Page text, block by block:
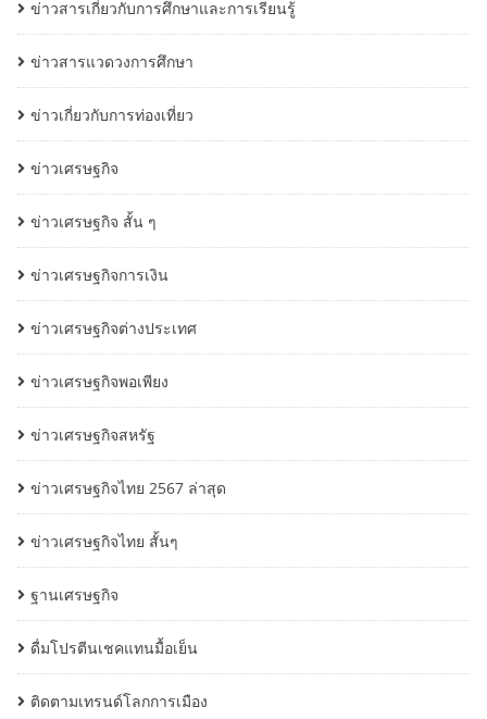
ข่าวสารเกี่ยวกับการศึกษาและการเรียนรู้
ข่าวสารแวดวงการศึกษา
ข่าวเกี่ยวกับการท่องเที่ยว
ข่าวเศรษฐกิจ
ข่าวเศรษฐกิจ สั้น ๆ
ข่าวเศรษฐกิจการเงิน
ข่าวเศรษฐกิจต่างประเทศ
ข่าวเศรษฐกิจพอเพียง
ข่าวเศรษฐกิจสหรัฐ
ข่าวเศรษฐกิจไทย 2567 ล่าสุด
ข่าวเศรษฐกิจไทย สั้นๆ
ฐานเศรษฐกิจ
ดื่มโปรตีนเชคแทนมื้อเย็น
ติดตามเทรนด์โลกการเมือง